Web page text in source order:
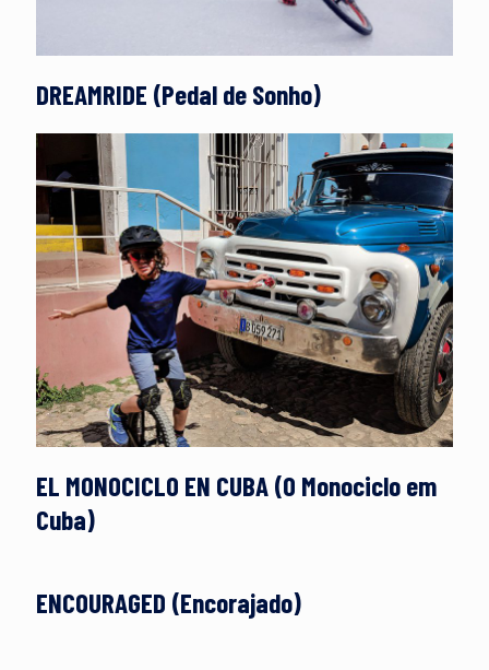
DREAMRIDE (Pedal de Sonho)
EL MONOCICLO EN CUBA (O Monociclo em
Cuba)
ENCOURAGED (Encorajado)